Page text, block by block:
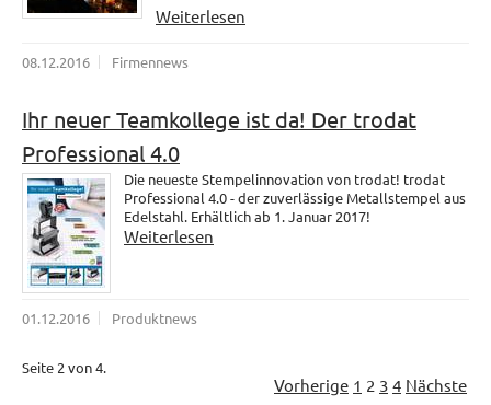
Weiterlesen
08.12.2016 Firmennews
Ihr neuer Teamkollege ist da! Der trodat
Professional 4.0
Die neueste Stempelinnovation von trodat! trodat
Professional 4.0 - der zuverlässige Metallstempel aus
Edelstahl. Erhältlich ab 1. Januar 2017!
Weiterlesen
01.12.2016 Produktnews
Seite 2 von 4.
Vorherige 1 2 3 4 Nächste